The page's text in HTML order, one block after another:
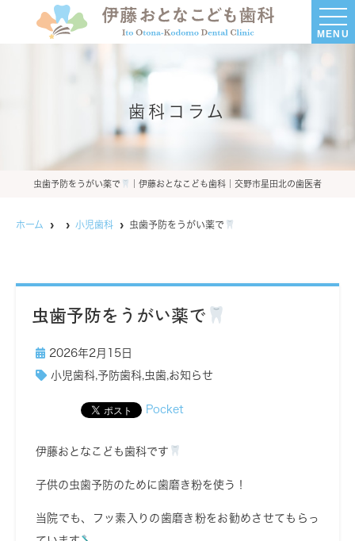
MENU
歯科コラム
虫歯予防をうがい薬で ｜伊藤おとなこども歯科｜交野市星田北の歯医者
ホーム 小児歯科 虫歯予防をうがい薬で
虫歯予防をうがい薬で
2026年2月15日
小児歯科,予防歯科,虫歯,お知らせ
Pocket
伊藤おとなこども歯科です
子供の虫歯予防のために歯磨き粉を使う！
当院でも、フッ素入りの歯磨き粉をお勧めさせてもらっ